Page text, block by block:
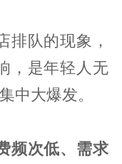
排队的现象，
，是年轻人无
中大爆发。
频次低、需求